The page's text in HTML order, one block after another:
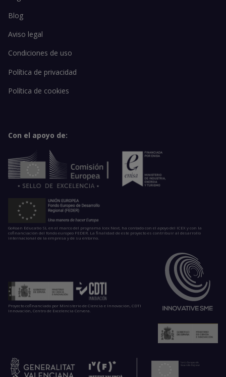
Blog
Aviso legal
Condiciones de uso
Política de privacidad
Política de cookies
Con el apoyo de:
GoKoan Educatio SL en el marco del programa Icex Next, ha contado con el apoyo del ICEX y con la
cofinanciación del fondo europeo FEDER. La finalidad de este proyecto es contribuir al desarrollo
internacional de la empresa y de su entorno.
Proyecto cofinanciado por Ministerio de Ciencia e Innovación, CDTI
Innovación, Centro de Excelencia Cervera.